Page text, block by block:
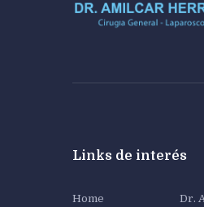
Links de interés
Home Dr.